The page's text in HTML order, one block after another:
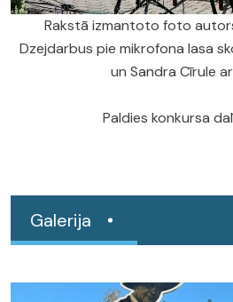
Rakstā izmantoto foto
Dzejdarbus pie mikrofona lasa
un Sandra Cīrule
Paldies konkursa
Galerija